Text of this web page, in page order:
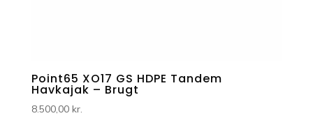
Point65 XO17 GS HDPE Tandem
Havkajak – Brugt
8.500,00 kr.